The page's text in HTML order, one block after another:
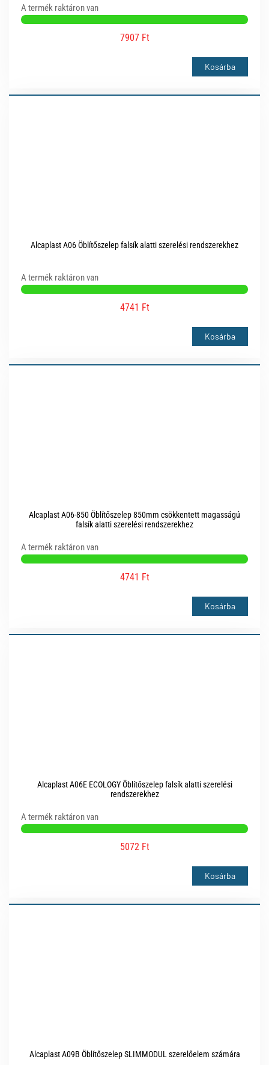
A termék raktáron van
7907 Ft
Kosárba
Alcaplast A06 Öblítőszelep falsík alatti szerelési rendszerekhez
A termék raktáron van
4741 Ft
Kosárba
Alcaplast A06-850 Öblítőszelep 850mm csökkentett magasságú
falsík alatti szerelési rendszerekhez
A termék raktáron van
4741 Ft
Kosárba
Alcaplast A06E ECOLOGY Öblítőszelep falsík alatti szerelési
rendszerekhez
A termék raktáron van
5072 Ft
Kosárba
Alcaplast A09B Öblítőszelep SLIMMODUL szerelőelem számára